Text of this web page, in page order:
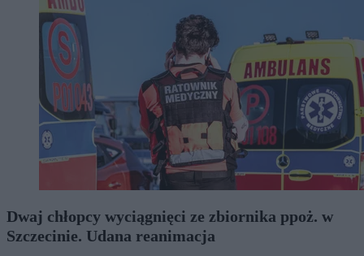
Dwaj chłopcy wyciągnięci ze zbiornika ppoż. w
Szczecinie. Udana reanimacja